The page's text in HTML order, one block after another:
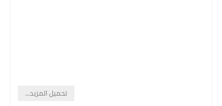
تحميل المزيد...